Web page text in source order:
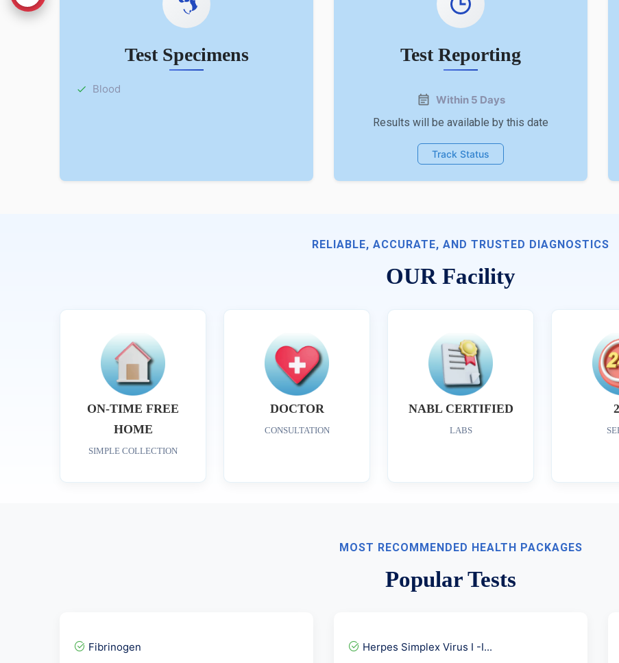
Test Specimens
Blood
Test Reporting
Within 5 Days
Results will be available by this date
Track Status
RELIABLE, ACCURATE, AND TRUSTED DIAGNOSTICS
OUR Facility
ON-TIME FREE
HOME
SIMPLE COLLECTION
DOCTOR
CONSULTATION
NABL CERTIFIED
LABS
MOST RECOMMENDED HEALTH PACKAGES
Popular Tests
Fibrinogen Herpes Simplex Virus I -I...